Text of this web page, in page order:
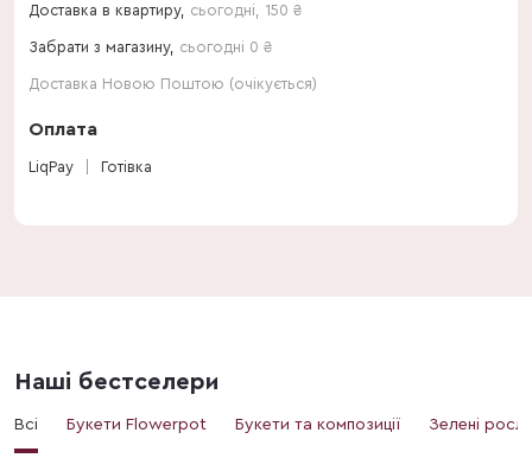
Доставка в квартиру, сьогодні 150 ₴
Забрати з магазину, сьогодні 0 ₴
Доставка Новою Поштою (очікується)
Оплата
LiqPay Готівка
Наші бестселери
Всі Букети Flowerpot Букети та композиції Зелені